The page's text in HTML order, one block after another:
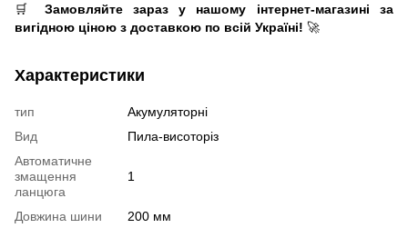
🛒
Замовляйте зараз у нашому інтернет-магазині за
вигідною ціною з доставкою по всій Україні! 🚀
Характеристики
тип
Акумуляторні
Вид
Пила-висоторіз
Автоматичне
змащення
ланцюга
1
Довжина шини
200 мм